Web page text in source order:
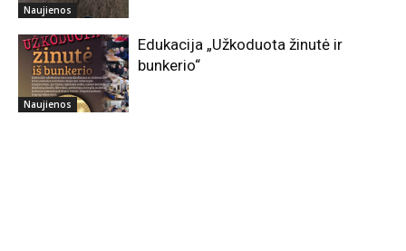
Naujienos
Naujienos
Edukacija „Užkoduota žinutė ir
bunkerio“